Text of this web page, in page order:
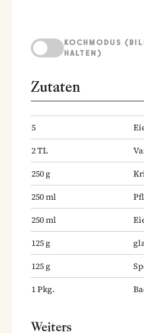
KOCHMODUS
HALTEN)
Zutaten
5
2TL
250g
250ml
250ml
125g
125g
1Pkg.
Weiters